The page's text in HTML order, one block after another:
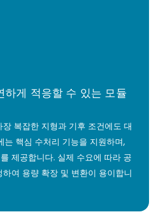
하게 적응할 수 있는 모듈
복잡한 지형과 기후 조건에도 대
는 핵심 수처리 기능을 지원하며,
제공합니다. 실제 수요에 따라 공
여 용량 확장 및 변환이 용이합니